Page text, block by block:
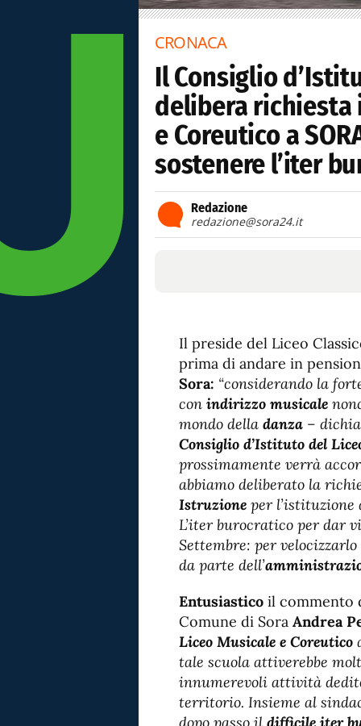
CRONACA
Il Consiglio
delibera richiesta
e Coreutico a
sostenere l’iter
Redazione
redazione@sora24.it
Il preside del Liceo
prima di andare in
Sora: “considerando la
con indirizzo musicale
mondo della danza –
Consiglio d’Istituto del
prossimamente verrà
abbiamo deliberato la
Istruzione per l’istituzione
L’iter burocratico per dar
Settembre: per
da parte dell’
Entusiastico il commento
Comune di Sora Andrea
Liceo Musicale e Coreutico
tale scuola attiverebbe
innumerevoli attività
territorio. Insieme al